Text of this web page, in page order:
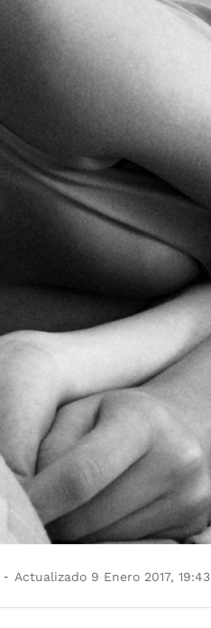
Actualizado 9 Enero 2017, 19:43